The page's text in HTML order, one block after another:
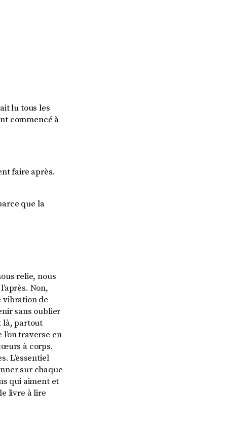
lu tous les
commencé à
faire après.
que la
relie, nous
Non,
vibration de
sans oublier
là, partout
traverse en
à corps.
L’essentiel
sur chaque
qui aiment et
livre à lire